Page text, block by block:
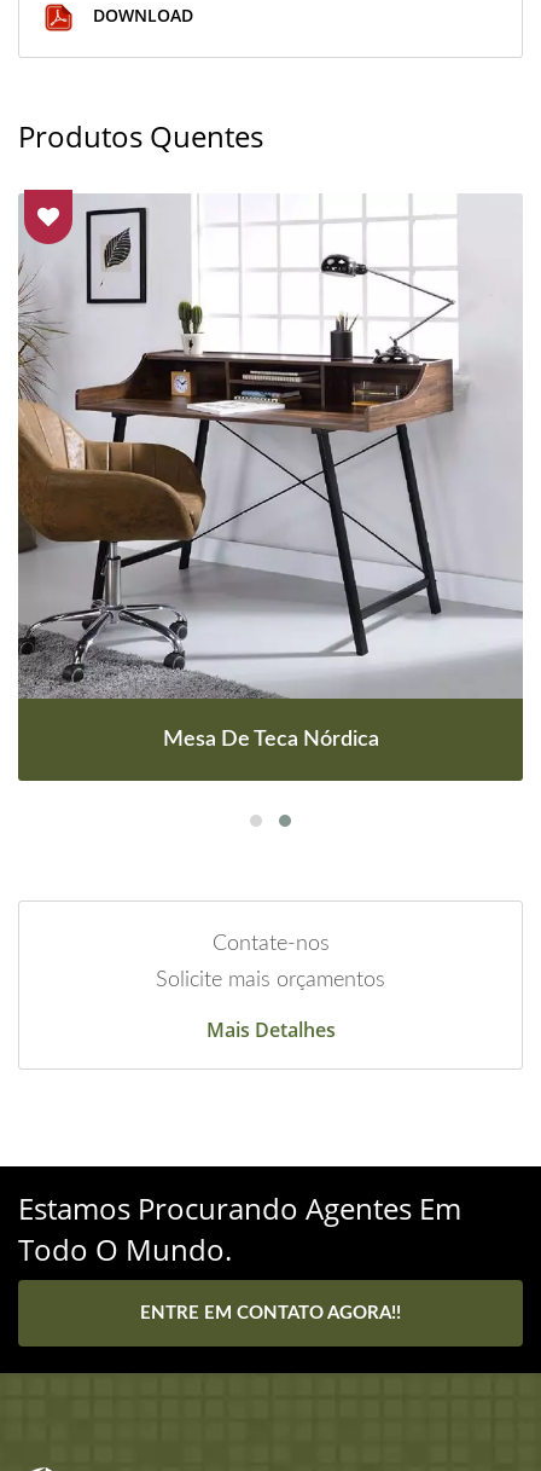
DOWNLOAD
Produtos Quentes
Mesa De Teca Nórdica
Contate-nos
Solicite mais orçamentos
Mais Detalhes
Estamos Procurando Agentes Em
Todo O Mundo.
ENTRE EM CONTATO AGORA!!